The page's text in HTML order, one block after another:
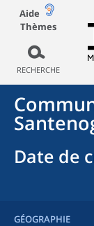
Aide
Thèmes
RECHERCHE
Date de
GÉOGRAPHIE